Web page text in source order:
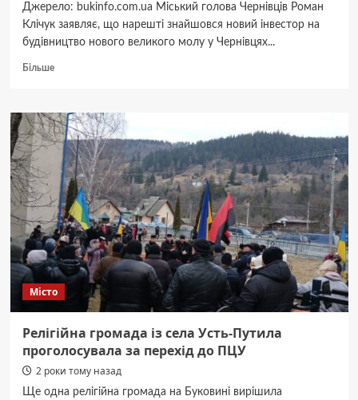
Джерело: bukinfo.com.ua Міський голова Чернівців Роман
Клічук заявляє, що нарешті знайшовся новий інвестор на
будівництво нового великого молу у Чернівцях...
БільшеДокладніше
заявляє,
що
знайшовся
інвестор
на
будівництво
нового
великого
молу
у
Чернівцях
навпроти
гіпермаркету
“Метро”.
відомо,
коли
він
Місто
Релігійна громада із села Усть-Путила
проголосувала за перехід до ПЦУ
2 роки тому назад
Ще одна релігійна громада на Буковині вирішила